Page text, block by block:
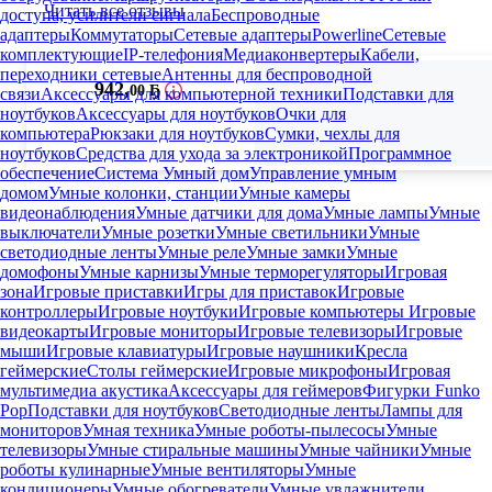
доступа, усилители сигналаБеспроводные
адаптерыКоммутаторыСетевые адаптерыPowerlineСетевые
комплектующиеIP-телефонияМедиаконвертерыКабели,
переходники сетевыеАнтенны для беспроводной
связиАксессуары для компьютерной техникиПодставки для
ноутбуковАксессуары для ноутбуковОчки для
компьютераРюкзаки для ноутбуковСумки, чехлы для
ноутбуковСредства для ухода за электроникойПрограммное
обеспечениеСистема Умный домУправление умным
домомУмные колонки, станцииУмные камеры
видеонаблюденияУмные датчики для домаУмные лампыУмные
выключателиУмные розеткиУмные светильникиУмные
светодиодные лентыУмные релеУмные замкиУмные
домофоныУмные карнизыУмные терморегуляторыИгровая
зонаИгровые приставкиИгры для приставокИгровые
контроллерыИгровые ноутбукиИгровые компьютеры Игровые
видеокартыИгровые мониторыИгровые телевизорыИгровые
мышиИгровые клавиатурыИгровые наушникиКресла
геймерскиеСтолы геймерскиеИгровые микрофоныИгровая
мультимедиа акустикаАксессуары для геймеровФигурки Funko
PopПодставки для ноутбуковСветодиодные лентыЛампы для
мониторовУмная техникаУмные роботы-пылесосыУмные
телевизорыУмные стиральные машиныУмные чайникиУмные
роботы кулинарныеУмные вентиляторыУмные
Читать все отзывы
942,00 Ҕ